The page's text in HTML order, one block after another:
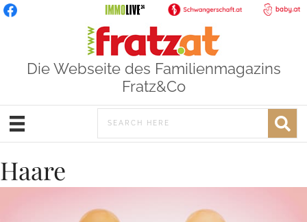
Die Webseite des Familienmagazins
Fratz&Co
Haare